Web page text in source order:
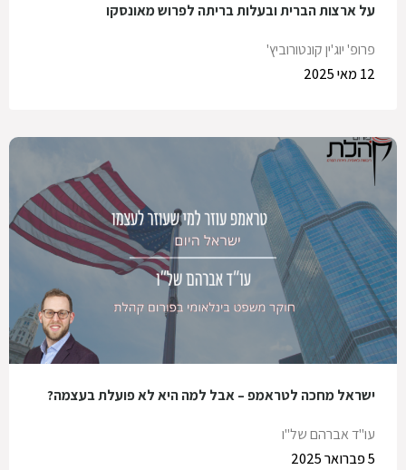
על ארצות הברית ובעלות בריתה לפרוש מאונסקו
פרופ' יוג'ין קונטורוביץ'
12 מאי 2025
ישראל מחכה לטראמפ – אבל למה היא לא פועלת בעצמה?
עו"ד אברהם של"ו
5 פברואר 2025